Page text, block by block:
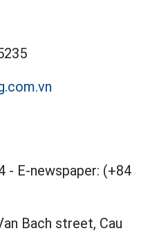
- E-newspaper: (+84
Bach street, Cau